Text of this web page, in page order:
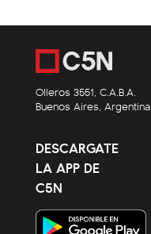
Olleros 3551, C.A.B.A.
Buenos Aires, Argentina
DESCARGATE
LA APP DE
C5N